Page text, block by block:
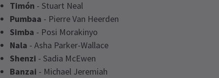
Timón - Stuart Neal
Pumbaa - Pierre Van Heerden
Simba - Posi Morakinyo
Nala - Asha Parker-Wallace
Shenzi - Sadia McEwen
Banzai - Michael Jeremiah